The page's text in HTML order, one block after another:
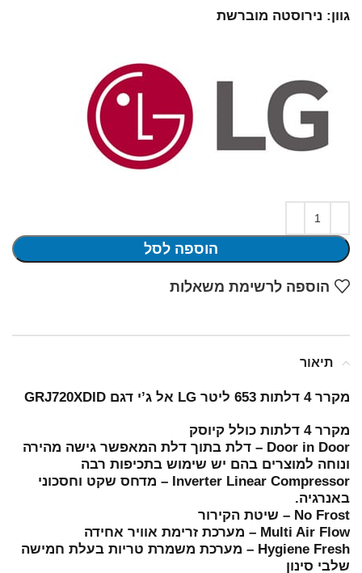
גוון: נירוסטה מוברשת
הוספה לסל
הוספה לרשימת משאלות
תיאור
מקרר 4 דלתות 653 ליטר LG אל ג’י דגם GRJ720XDID
מקרר 4 דלתות כולל קיוסק
Door in Door – דלת בתוך דלת המאפשר גישה מהירה
ונוחה למוצרים בהם יש שימוש בתכיפות רבה
Inverter Linear Compressor – מדחס שקט וחסכוני
באנרגיה.
No Frost – שיטת הקירור
Multi Air Flow – מערכת זרימת אוויר אחידה
Hygiene Fresh – מערכת משמרת טריות בעלת חמישה
שלבי סינון